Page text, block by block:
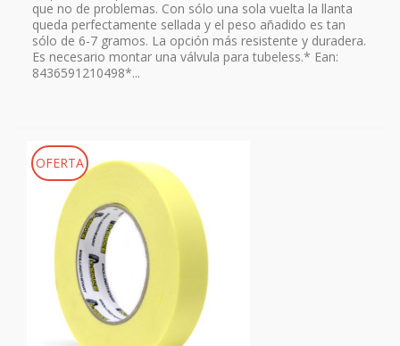
que no de problemas. Con sólo una sola vuelta la llanta
queda perfectamente sellada y el peso añadido es tan
sólo de 6-7 gramos. La opción más resistente y duradera.
Es necesario montar una válvula para tubeless.* Ean:
8436591210498*...
OFERTA